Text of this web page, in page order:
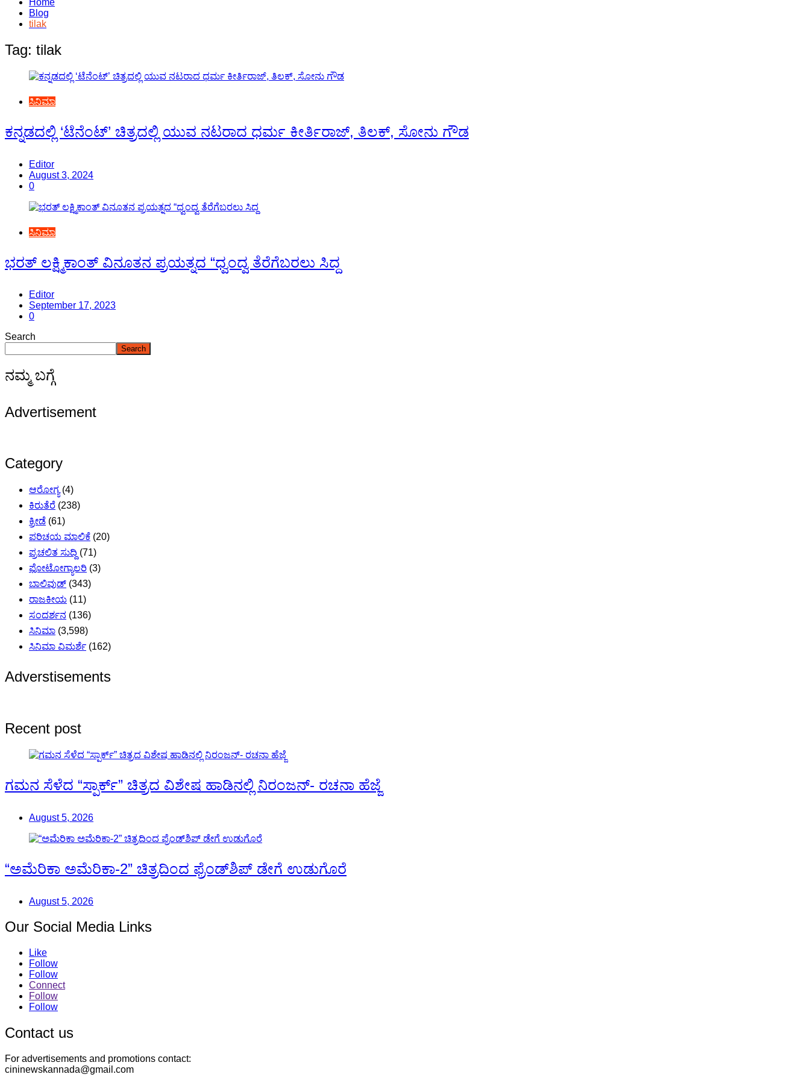
Home
Blog
tilak
Tag: tilak
ಸಿನಿಮಾ
ಕನ್ನಡದಲ್ಲಿ ‘ಟೆನೆಂಟ್’ ಚಿತ್ರದಲ್ಲಿ ಯುವ ನಟರಾದ ಧರ್ಮ ಕೀರ್ತಿರಾಜ್, ತಿಲಕ್, ಸೋನು ಗೌಡ
Editor
August 3, 2024
0
ಸಿನಿಮಾ
ಭರತ್ ಲಕ್ಷ್ಮಿಕಾಂತ್ ವಿನೂತನ ಪ್ರಯತ್ನದ “ಧ್ವಂದ್ವ ತೆರೆಗೆಬರಲು ಸಿದ್ದ
Editor
September 17, 2023
0
Search
Search
ನಮ್ಮ ಬಗ್ಗೆ
Advertisement
Category
ಆರೋಗ್ಯ(4)
ಕಿರುತೆರೆ (238)
ಕ್ರೀಡೆ (61)
ಪರಿಚಯ ಮಾಲಿಕೆ (20)
ಪ್ರಚಲಿತ ಸುದ್ದಿ (71)
ಫೋಟೋಗ್ಯಾಲರಿ (3)
ಬಾಲಿವುಡ್ (343)
ರಾಜಕೀಯ (11)
ಸಂದರ್ಶನ (136)
ಸಿನಿಮಾ (3,598)
ಸಿನಿಮಾ ವಿಮರ್ಶೆ (162)
Adverstisements
Recent post
ಗಮನ ಸೆಳೆದ “ಸ್ಪಾರ್ಕ್” ಚಿತ್ರದ ವಿಶೇಷ ಹಾಡಿನಲ್ಲಿ ನಿರಂಜನ್- ರಚನಾ ಹೆಜ್ಜೆ
August 5, 2026
“ಅಮೆರಿಕಾ ಅಮೆರಿಕಾ-2” ಚಿತ್ರದಿಂದ ಫ್ರೆಂಡ್‍ಶಿಪ್ ಡೇಗೆ ಉಡುಗೊರೆ
August 5, 2026
Our Social Media Links
Like
Follow
Follow
Connect
Follow
Follow
Contact us
For advertisements and promotions contact:
cininewskannada@gmail.com